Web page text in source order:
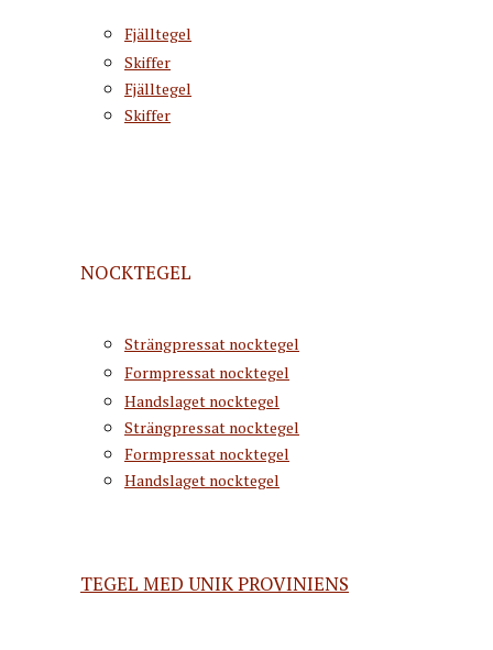
Fjälltegel
Skiffer
Fjälltegel
Skiffer
NOCKTEGEL
Strängpressat nocktegel
Formpressat nocktegel
Handslaget nocktegel
Strängpressat nocktegel
Formpressat nocktegel
Handslaget nocktegel
TEGEL MED UNIK PROVINIENS